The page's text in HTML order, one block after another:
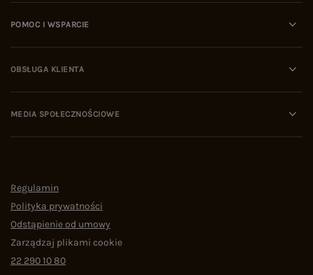
POMOC I WSPARCIE
OBSŁUGA KLIENTA
MEDIA SPOŁECZNOŚCIOWE
Regulamin
Polityka prywatności
Odstąpienie od umowy
Zarządzaj plikami cookie
22 290 10 80